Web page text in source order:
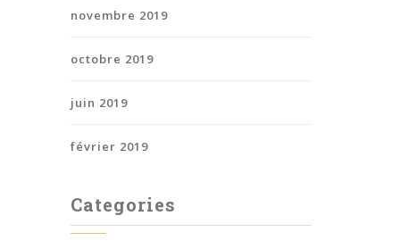
novembre 2019
octobre 2019
juin 2019
février 2019
Categories